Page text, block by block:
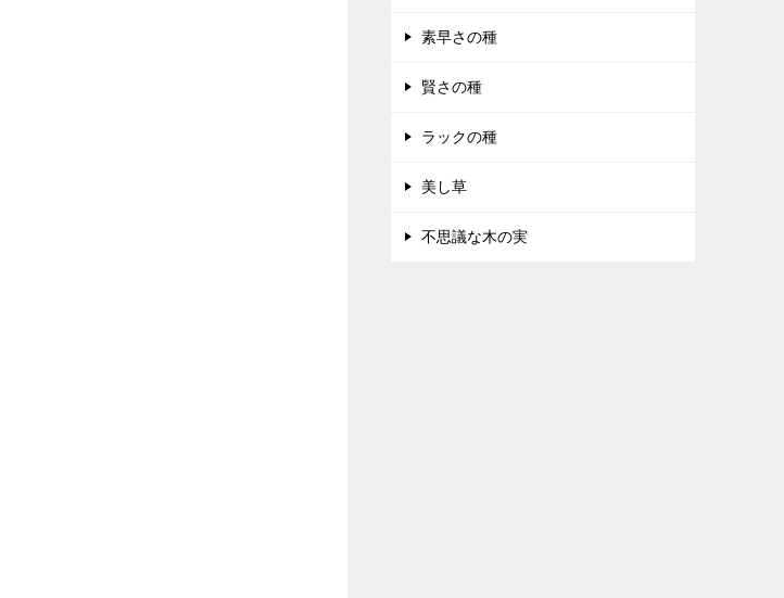
素早さの種
賢さの種
ラックの種
美し草
不思議な木の実